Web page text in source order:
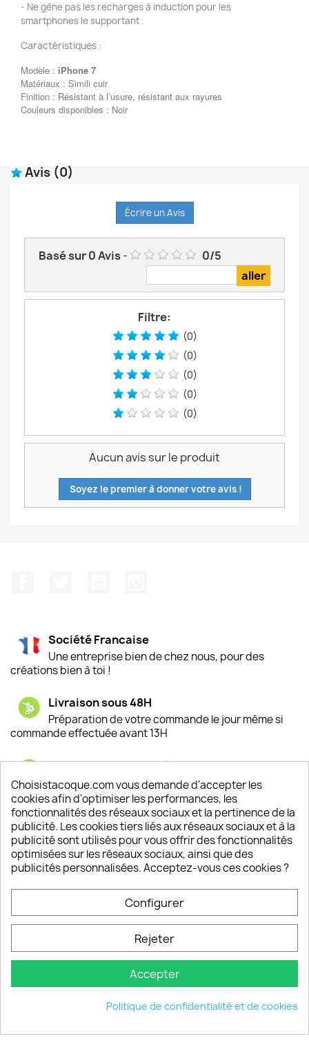
- Ne gène pas les recharges à induction pour les
smartphones le supportant .
Caractéristiques :
Modèle : iPhone 7
Matériaux : Simili cuir
Finition : Résistant à l’usure, résistant aux rayures
Couleurs disponibles : Noir
Avis (0)
Écrire un Avis
Basé sur0Avis- 0/5
Filtre:
(0)
(0)
(0)
(0)
(0)
Aucun avis sur le produit
Soyez le premier à donner votre avis !
Société Francaise
Une entreprise bien de chez nous, pour des
créations bien à toi !
Livraison sous 48H
Préparation de votre commande le jour même si
commande effectuée avant 13H
Satisfaction de nos clients
Depuis 2009, entre 92% et 94% de nos clients
sont satisfaits de nos produits
Un SAV à votre écoute
Notre SAV est disponible 6/7J de 10h à 18H
keyboard_arrow_down
© 2026 - choisistacoque.com
Choisistacoque.com vous demande d'accepter les
cookies afin d'optimiser les performances, les
fonctionnalités des réseaux sociaux et la pertinence de la
publicité. Les cookies tiers liés aux réseaux sociaux et à la
publicité sont utilisés pour vous offrir des fonctionnalités
optimisées sur les réseaux sociaux, ainsi que des
publicités personnalisées. Acceptez-vous ces cookies ?
Configurer
Rejeter
Accepter
Politique de confidentialité et de cookies